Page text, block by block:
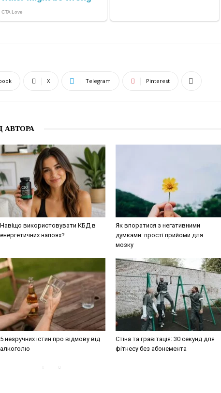
X Telegram Pinterest
АВТОРА
Навіщо використовувати КБД в
енергетичних напоях?
Як впоратися з негативними
думками: прості прийоми для
мозку
5 незручних істин про відмову від
алкоголю
Стіна та гравітація: 30 секунд для
фітнесу без абонемента